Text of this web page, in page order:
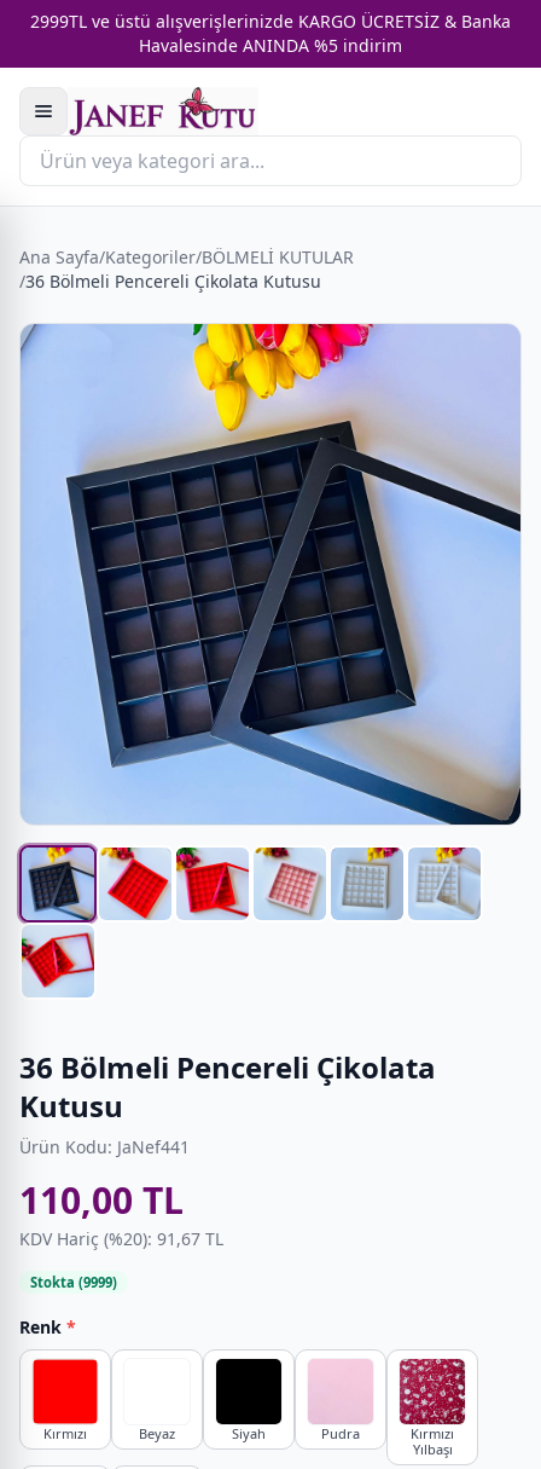
2999TL ve üstü alışverişlerinizde KARGO ÜCRETSİZ & Banka
Havalesinde ANINDA %5 indirim
Ana Sayfa/Kategoriler/BÖLMELİ KUTULAR
/36 Bölmeli Pencereli Çikolata Kutusu
36 Bölmeli Pencereli Çikolata
Kutusu
Ürün Kodu: JaNef441
110,00 TL
KDV Hariç (%20): 91,67 TL
Stokta (9999)
Renk *
Kırmızı Beyaz Siyah Pudra
Kırmızı
Yılbaşı